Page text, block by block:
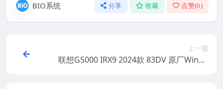
BIO系统 分享 收藏 点赞(0)
上一篇
联想G5000 IRX9 2024款 83DV 原厂Windo